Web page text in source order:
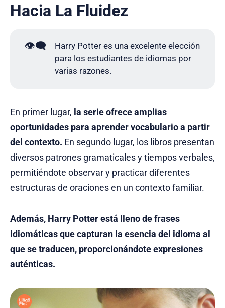
Hacia La Fluidez
👁️‍🗨️
Harry Potter es una excelente elección
para los estudiantes de idiomas por
varias razones.
En primer lugar, la serie ofrece amplias
oportunidades para aprender vocabulario a partir
del contexto. En segundo lugar, los libros presentan
diversos patrones gramaticales y tiempos verbales,
permitiéndote observar y practicar diferentes
estructuras de oraciones en un contexto familiar.
Además, Harry Potter está lleno de frases
idiomáticas que capturan la esencia del idioma al
que se traducen, proporcionándote expresiones
auténticas.